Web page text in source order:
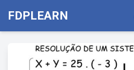
FDPLEARN